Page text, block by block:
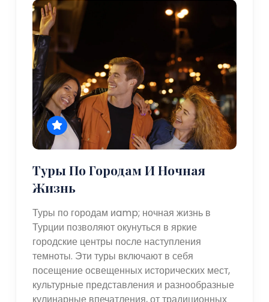
Туры По Городам И Ночная
Жизнь
Туры по городам иamp; ночная жизнь в
Турции позволяют окунуться в яркие
городские центры после наступления
темноты. Эти туры включают в себя
посещение освещенных исторических мест,
культурные представления и разнообразные